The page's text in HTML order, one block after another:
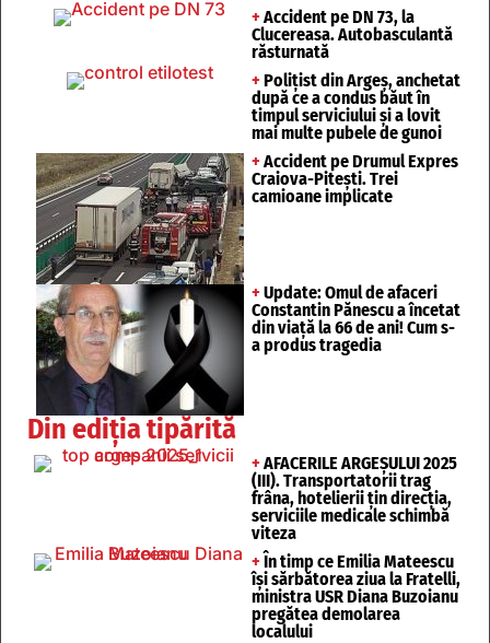
+ Accident pe DN 73, la
Clucereasa. Autobasculantă
răsturnată
+ Polițist din Argeș, anchetat
după ce a condus băut în
timpul serviciului și a lovit
mai multe pubele de gunoi
+ Accident pe Drumul Expres
Craiova-Pitești. Trei
camioane implicate
+ Update: Omul de afaceri
Constantin Pănescu a încetat
din viață la 66 de ani! Cum s-
a produs tragedia
Din ediția tipărită
+ AFACERILE ARGEȘULUI 2025
(III). Transportatorii trag
frâna, hotelierii țin direcția,
serviciile medicale schimbă
viteza
+ În timp ce Emilia Mateescu
își sărbătorea ziua la Fratelli,
ministra USR Diana Buzoianu
pregătea demolarea
localului